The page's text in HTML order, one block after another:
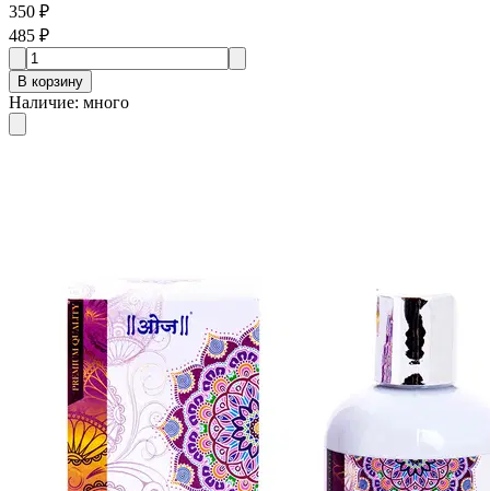
350 ₽
485 ₽
В корзину
Наличие: много